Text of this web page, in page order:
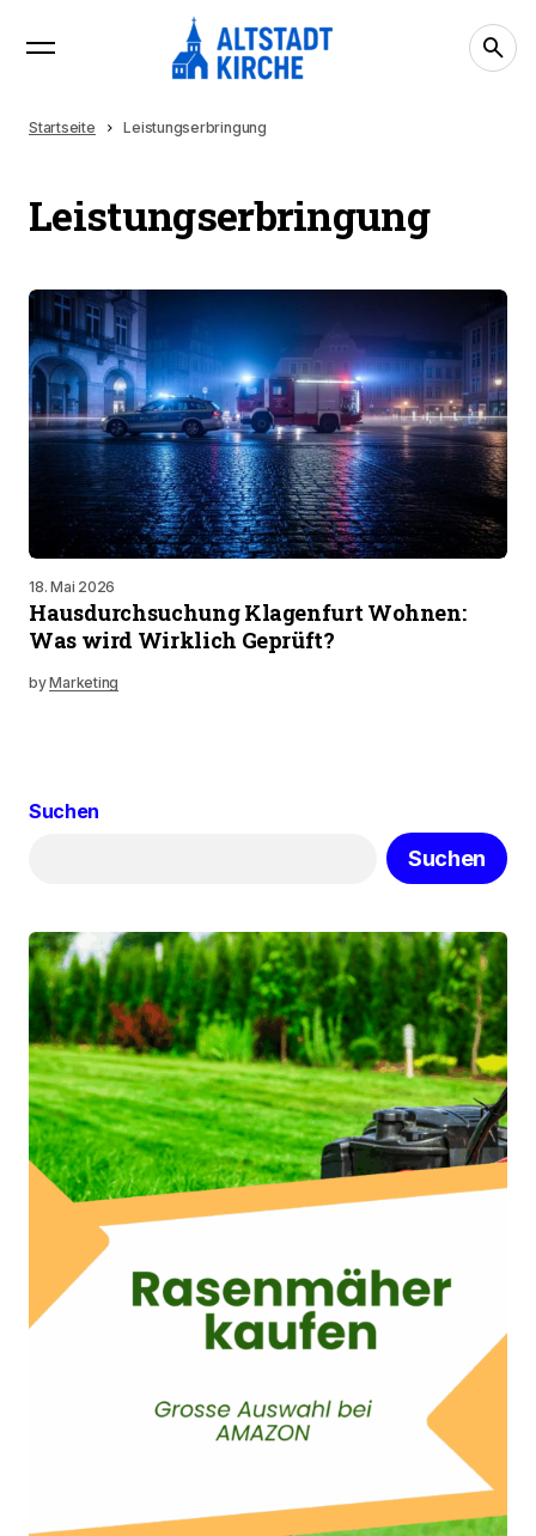
Startseite Leistungserbringung
Leistungserbringung
18. Mai 2026
Hausdurchsuchung Klagenfurt Wohnen:
Was wird Wirklich Geprüft?
byMarketing
Suchen
Suchen